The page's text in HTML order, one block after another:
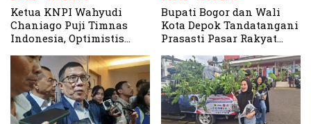
Ketua KNPI Wahyudi
Chaniago Puji Timnas
Indonesia, Optimistis
atas Vietnam
Bupati Bogor dan Wali
Kota Depok Tandatangani
Prasasti Pasar Rakyat
Dua Daerah